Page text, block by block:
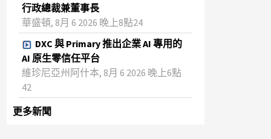
行政總裁兼董事長
華盛頓, 8月 6 2026 晚上8點24
DXC 與 Primary 推出企業 AI 專用的
AI 原生零信任平台
維珍尼亞州阿什本, 8月 6 2026 晚上6點
42
更多新聞